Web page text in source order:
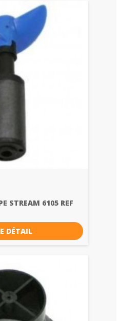
STREAM 6105 REF
DÉTAIL